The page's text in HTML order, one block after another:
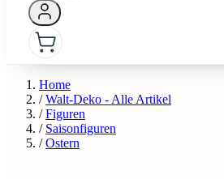
Home
/ Walt-Deko - Alle Artikel
/ Figuren
/ Saisonfiguren
/ Ostern